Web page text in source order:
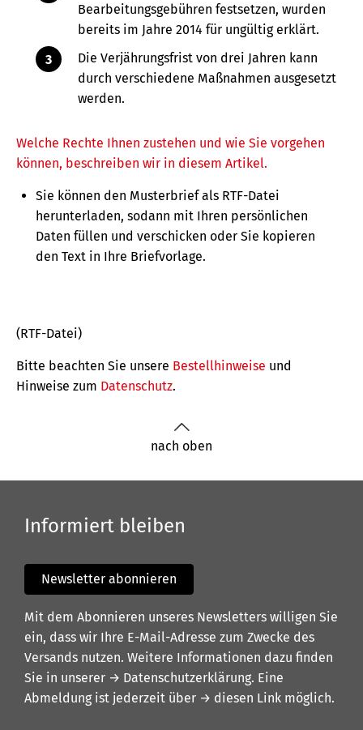
Bearbeitungsgebühren festsetzen, wurden
bereits im Jahre 2014 für ungültig erklärt.
Die Verjährungsfrist von drei Jahren kann
durch verschiedene Maßnahmen ausgesetzt
werden.
Welche Rechte Ihnen zustehen und wie Sie vorgehen
können, beschreiben wir in diesem Artikel.
Sie können den Musterbrief als RTF-Datei
herunterladen, sodann mit Ihren persönlichen
Daten füllen und verschicken oder Sie kopieren
den Text in Ihre Briefvorlage.
(RTF-Datei)
Bitte beachten Sie unsere Bestellhinweise und
Hinweise zum Datenschutz.
nach oben
Informiert bleiben
Newsletter abonnieren
Mit dem Abonnieren unseres Newsletters willigen Sie
ein, dass wir Ihre E-Mail-Adresse zum Zwecke des
Versands nutzen. Weitere Informationen dazu finden
Sie in unserer → Datenschutzerklärung. Eine
Abmeldung ist jederzeit über → diesen Link möglich.